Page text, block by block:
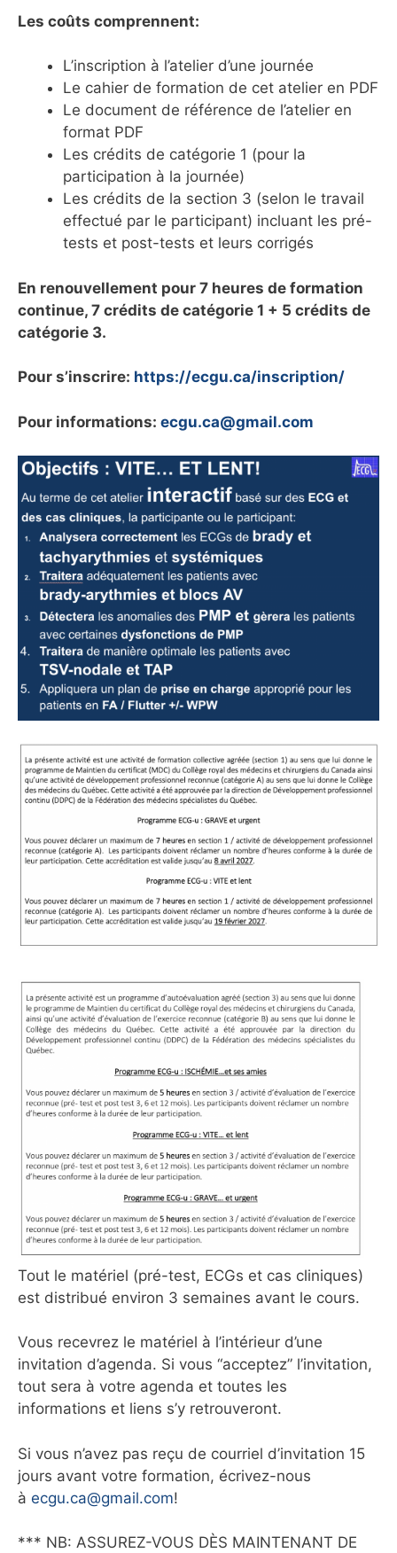
Les coûts comprennent:
L’inscription à l’atelier d’une journée
Le cahier de formation de cet atelier en PDF
Le document de référence de l’atelier en
format PDF
Les crédits de catégorie 1 (pour la
participation à la journée)
Les crédits de la section 3 (selon le travail
effectué par le participant) incluant les pré-
tests et post-tests et leurs corrigés
En renouvellement pour 7 heures de formation
continue, 7 crédits de catégorie 1 + 5 crédits de
catégorie 3.
Pour s’inscrire: https://ecgu.ca/inscription/
Pour informations: ecgu.ca@gmail.com
Tout le matériel (pré-test, ECGs et cas cliniques)
est distribué environ 3 semaines avant le cours.
Vous recevrez le matériel à l’intérieur d’une
invitation d’agenda. Si vous “acceptez” l’invitation,
tout sera à votre agenda et toutes les
informations et liens s’y retrouveront.
Si vous n’avez pas reçu de courriel d’invitation 15
jours avant votre formation, écrivez-nous
à ecgu.ca@gmail.com!
*** NB: ASSUREZ-VOUS DÈS MAINTENANT DE